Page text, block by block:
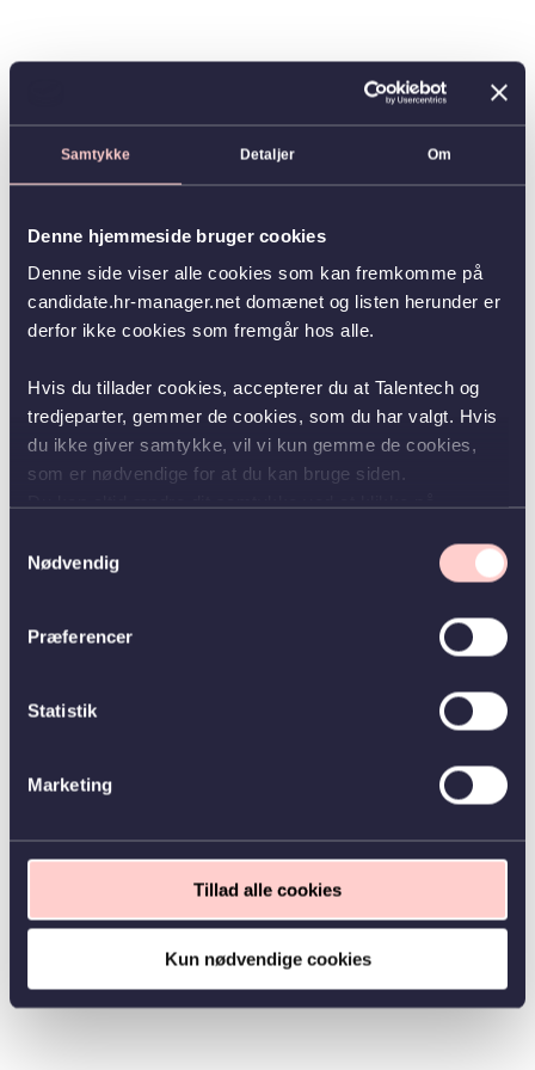
Samtykke Detaljer Om
Denne hjemmeside bruger cookies
Denne side viser alle cookies som kan fremkomme på
candidate.hr-manager.net domænet og listen herunder er
derfor ikke cookies som fremgår hos alle.
Hvis du tillader cookies, accepterer du at Talentech og
tredjeparter, gemmer de cookies, som du har valgt. Hvis
du ikke giver samtykke, vil vi kun gemme de cookies,
som er nødvendige for at du kan bruge siden.
Nødvendig
Præferencer
Statistik
Marketing
Tillad alle cookies
Kun nødvendige cookies